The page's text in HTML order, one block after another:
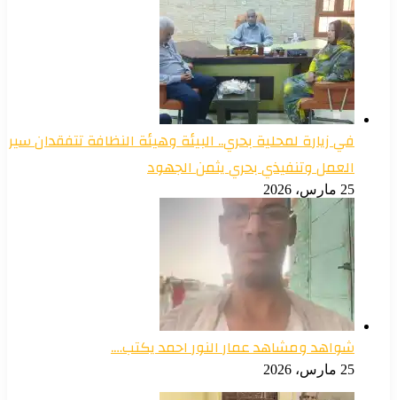
في زيارة لمحلية بحري.. البيئة وهيئة النظافة تتفقدان سير
العمل وتنفيذي بحري يثمن الجهود
25 مارس، 2026
شواهد ومشاهد عمار النور احمد يكتب….
25 مارس، 2026